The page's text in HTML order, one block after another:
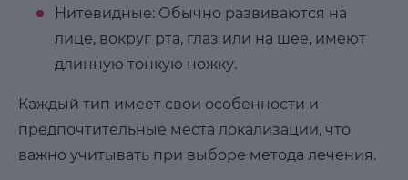
Нитевидные: Обычно развиваются на
лице, вокруг рта, глаз или на шее, имеют
длинную тонкую ножку.
Каждый тип имеет свои особенности и
предпочтительные места локализации, что
важно учитывать при выборе метода лечения.